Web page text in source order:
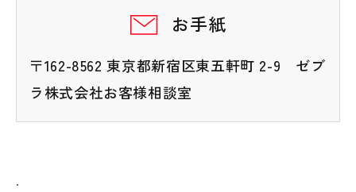
お手紙
〒162-8562 東京都新宿区東五軒町 2-9 ゼブ
ラ株式会社お客様相談室
.